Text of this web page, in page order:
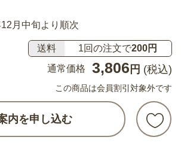
月中旬より順次
送料 1回の注文で200円
通常価格
3,806 円 (税込)
この商品は会員割引対象外です
内を申し込む